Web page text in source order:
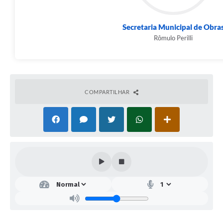
Secretaria Municipal de
Rômulo Perilli
COMPARTILHAR